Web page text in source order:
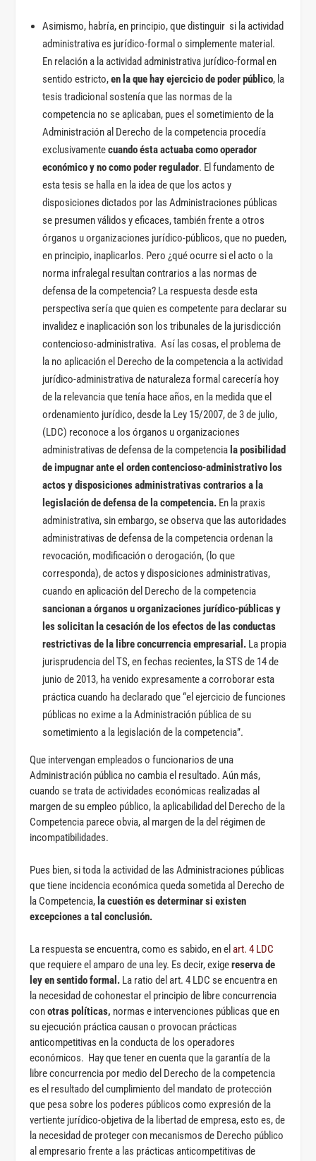
Asimismo, habría, en principio, que distinguir si la actividad
administrativa es jurídico-formal o simplemente material.
En relación a la actividad administrativa jurídico-formal en
sentido estricto,en la que hay ejercicio de poder público, la
tesis tradicional sostenía que las normas de la
competencia no se aplicaban, pues el sometimiento de la
Administración al Derecho de la competencia procedía
exclusivamentecuando ésta actuaba como operador
económico y no como poder regulador. El fundamento de
esta tesis se halla en la idea de que los actos y
disposiciones dictados por las Administraciones públicas
se presumen válidos y eficaces, también frente a otros
órganos u organizaciones jurídico-públicos, que no pueden,
en principio, inaplicarlos. Pero ¿qué ocurre si el acto o la
norma infralegal resultan contrarios a las normas de
defensa de la competencia? La respuesta desde esta
perspectiva sería que quien es competente para declarar su
invalidez e inaplicación son los tribunales de la jurisdicción
contencioso-administrativa. Así las cosas, el problema de
la no aplicación el Derecho de la competencia a la actividad
jurídico-administrativa de naturaleza formal carecería hoy
de la relevancia que tenía hace años, en la medida que el
ordenamiento jurídico, desde la Ley 15/2007, de 3 de julio,
(LDC) reconoce a los órganos u organizaciones
administrativas de defensa de la competenciala posibilidad
de impugnar ante el orden contencioso-administrativo los
actos y disposiciones administrativas contrarios a la
legislación de defensa de la competencia.En la praxis
administrativa, sin embargo, se observa que las autoridades
administrativas de defensa de la competencia ordenan la
revocación, modificación o derogación, (lo que
corresponda), de actos y disposiciones administrativas,
cuando en aplicación del Derecho de la competencia
sancionan a órganos u organizaciones jurídico-públicas y
les solicitan la cesación de los efectos de las conductas
restrictivas de la libre concurrencia empresarial.La propia
jurisprudencia del TS, en fechas recientes, la STS de 14 de
junio de 2013, ha venido expresamente a corroborar esta
práctica cuando ha declarado que “el ejercicio de funciones
públicas no exime a la Administración pública de su
sometimiento a la legislación de la competencia”.
Que intervengan empleados o funcionarios de una
Administración pública no cambia el resultado. Aún más,
cuando se trata de actividades económicas realizadas al
margen de su empleo público, la aplicabilidad del Derecho de la
Competencia parece obvia, al margen de la del régimen de
incompatibilidades.
Pues bien, si toda la actividad de las Administraciones públicas
que tiene incidencia económica queda sometida al Derecho de
la Competencia, la cuestión es determinar si existen
excepciones a tal conclusión.
La respuesta se encuentra, como es sabido, en elart. 4 LDC
que requiere el amparo de una ley. Es decir, exigereserva de
ley en sentido formal. La ratio del art. 4 LDC se encuentra en
la necesidad de cohonestar el principio de libre concurrencia
conotras políticas, normas e intervenciones públicas que en
su ejecución práctica causan o provocan prácticas
anticompetitivas en la conducta de los operadores
económicos. Hay que tener en cuenta que la garantía de la
libre concurrencia por medio del Derecho de la competencia
es el resultado del cumplimiento del mandato de protección
que pesa sobre los poderes públicos como expresión de la
vertiente jurídico-objetiva de la libertad de empresa, esto es, de
la necesidad de proteger con mecanismos de Derecho público
al empresario frente a las prácticas anticompetitivas de